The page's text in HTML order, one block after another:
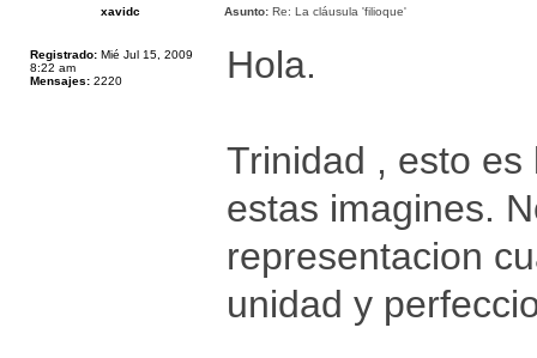
xavidc Asunto: Re: La cláusula 'filioque'
Registrado: Mié Jul 15, 2009
8:22 am
Mensajes: 2220 Hola.
Trinidad , esto
estas imagines.
representacion
unidad y